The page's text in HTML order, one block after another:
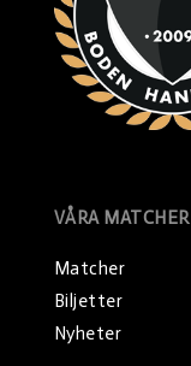
VÅRA MATCHER
Matcher
Biljetter
Nyheter